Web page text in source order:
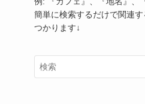
簡単に検索するだけで関連
つかります↓